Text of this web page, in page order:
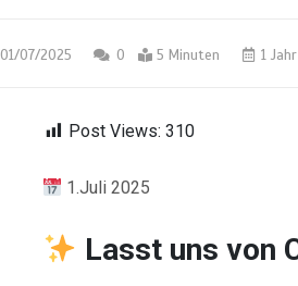
01/07/2025 0 5 Minuten 1 Jahr
Post Views: 310
1.Juli 2025
Lasst uns von